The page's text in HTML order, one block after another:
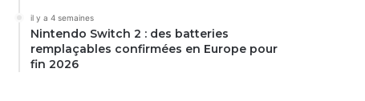
il y a 4 semaines
Nintendo Switch 2 : des batteries
remplaçables confirmées en Europe pour
fin 2026